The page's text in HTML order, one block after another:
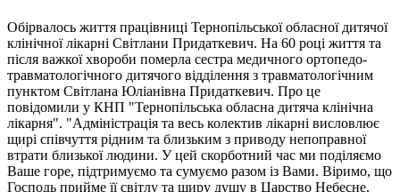
Обірвалось життя працівниці Тернопільської обласної дитячої
клінічної лікарні Світлани Придаткевич. На 60 році життя та
після важкої хвороби померла сестра медичного ортопедо-
травматологічного дитячого відділення з травматологічним
пунктом Світлана Юліанівна Придаткевич. Про це
повідомили у КНП "Тернопільська обласна дитяча клінічна
лікарня". "Адміністрація та весь колектив лікарні висловлює
щирі співчуття рідним та близьким з приводу непоправної
втрати близької людини. У цей скорботний час ми поділяємо
Ваше горе, підтримуємо та сумуємо разом із Вами. Віримо, що
Господь прийме її світлу та щиру душу в Царство Небесне.